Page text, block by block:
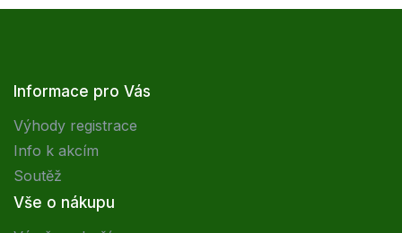
Informace pro Vás
Výhody registrace
Info k akcím
Soutěž
Vše o nákupu